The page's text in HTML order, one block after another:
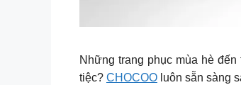
Những trang phục mùa hè đến
tiệc? CHOCOO luôn sẵn sàng